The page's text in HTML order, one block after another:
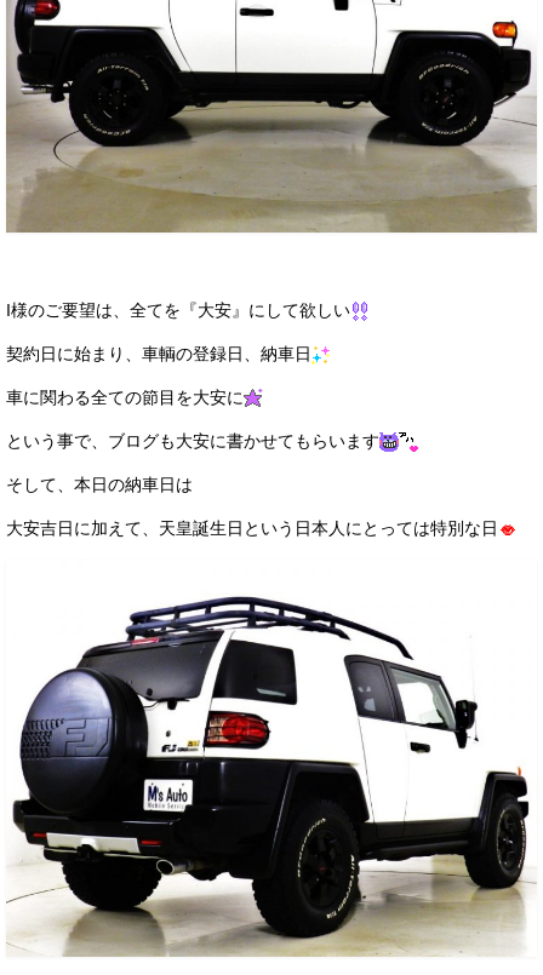
I様のご要望は、全てを『大安』にして欲しい
契約日に始まり、車輌の登録日、納車日
車に関わる全ての節目を大安に
という事で、ブログも大安に書かせてもらいます
そして、本日の納車日は
大安吉日に加えて、天皇誕生日という日本人にとっては特別な日